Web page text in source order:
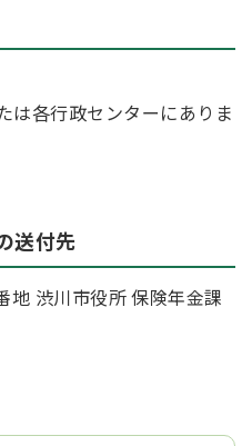
は各行政センターにありま
送付先
地 渋川市役所 保険年金課